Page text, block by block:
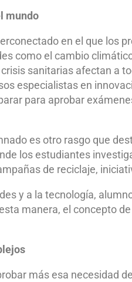
mundo
en el que los
como el cambio
sanitarias afectan a
especialistas en
para aprobar
es otro rasgo que
los estudiantes
de reciclaje,
y a la tecnología,
manera, el concepto
más esa necesidad